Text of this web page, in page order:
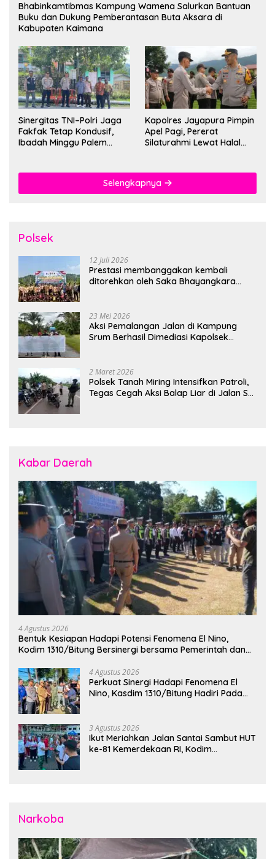
Bhabinkamtibmas Kampung Wamena Salurkan Bantuan
Buku dan Dukung Pemberantasan Buta Aksara di
Kabupaten Kaimana
Sinergitas TNI–Polri Jaga
Fakfak Tetap Kondusif,
Ibadah Minggu Palem
Kapolres Jayapura Pimpin
Apel Pagi, Pererat
Silaturahmi Lewat Halal
Selengkapnya
Polsek
12 Juli 2026
Prestasi membanggakan kembali
ditorehkan oleh Saka Bhayangkara
23 Mei 2026
Aksi Pemalangan Jalan di Kampung
Srum Berhasil Dimediasi Kapolsek
2 Maret 2026
Polsek Tanah Miring Intensifkan Patroli,
Tegas Cegah Aksi Balap Liar di Jalan SP
Kabar Daerah
4 Agustus 2026
Bentuk Kesiapan Hadapi Potensi Fenomena El Nino,
Kodim 1310/Bitung Bersinergi bersama Pemerintah dan
Bencana
4 Agustus 2026
Perkuat Sinergi Hadapi Fenomena El
Nino, Kasdim 1310/Bitung Hadiri Pada
3 Agustus 2026
Ikut Meriahkan Jalan Santai Sambut HUT
ke-81 Kemerdekaan RI, Kodim
Narkoba